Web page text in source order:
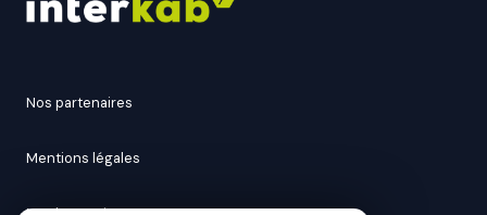
nos partenaires
mentions légales